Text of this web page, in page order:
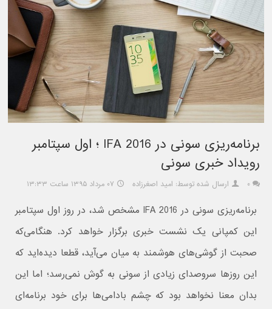
برنامه‌ریزی سونی در IFA 2016 ؛ اول سپتامبر
رویداد خبری سونی
۰ ارسال شده توسط: امید اصغرزاده ۰۷ مرداد ۱۳۹۵ ساعت ۱۳:۳۳
برنامه‌ریزی سونی در IFA 2016 مشخص شد، در روز اول سپتامبر
این کمپانی یک نشست خبری برگزار خواهد کرد. هنگامی‌که
صحبت از گوشی‌های هوشمند به میان می‌آید، قطعا دیده‌اید که
این روزها سروصدای زیادی از سونی به گوش نمی‌رسد؛ اما این
بدان معنا نخواهد بود که چشم بادامی‌ها برای خود برنامه‌ای